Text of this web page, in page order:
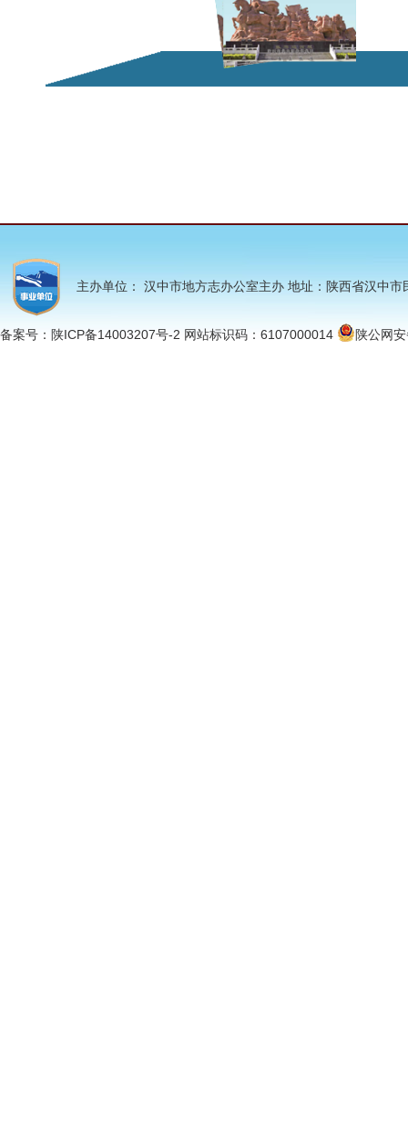
主办单位： 汉中市地方志办公室主办 地址：陕西省汉中
备案号：陕ICP备14003207号-2 网站标识码：6107000014 陕公网